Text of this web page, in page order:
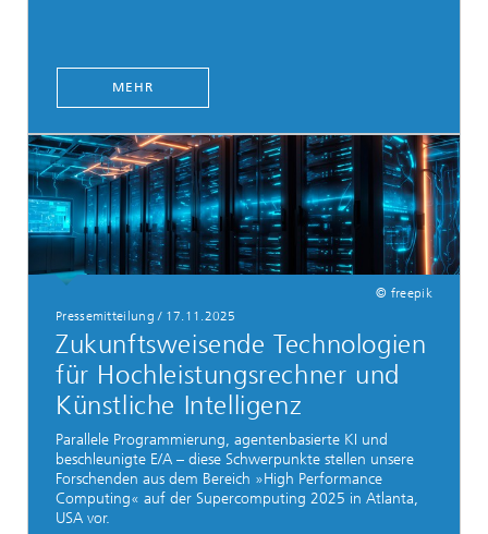
MEHR
© freepik
Pressemitteilung / 17.11.2025
Zukunftsweisende Technologien
für Hochleistungsrechner und
Künstliche Intelligenz
Parallele Programmierung, agentenbasierte KI und
beschleunigte E/A – diese Schwerpunkte stellen unsere
Forschenden aus dem Bereich »High Performance
Computing« auf der Supercomputing 2025 in Atlanta,
USA vor.